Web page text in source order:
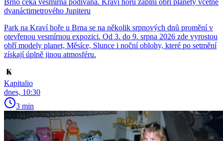
Brno čeká vesmírná podívaná. Kraví horu zaplní obří planety včetně
dvanáctimetrového Jupiteru
Park na Kraví hoře u Brna se na několik srpnových dnů promění v
otevřenou vesmírnou expozici. Od 3. do 9. srpna 2026 zde vyrostou
obří modely planet, Měsíce, Slunce i noční oblohy, které po setmění
získají úplně jinou atmosféru.
Kapitalio
dnes, 10:30
3 min